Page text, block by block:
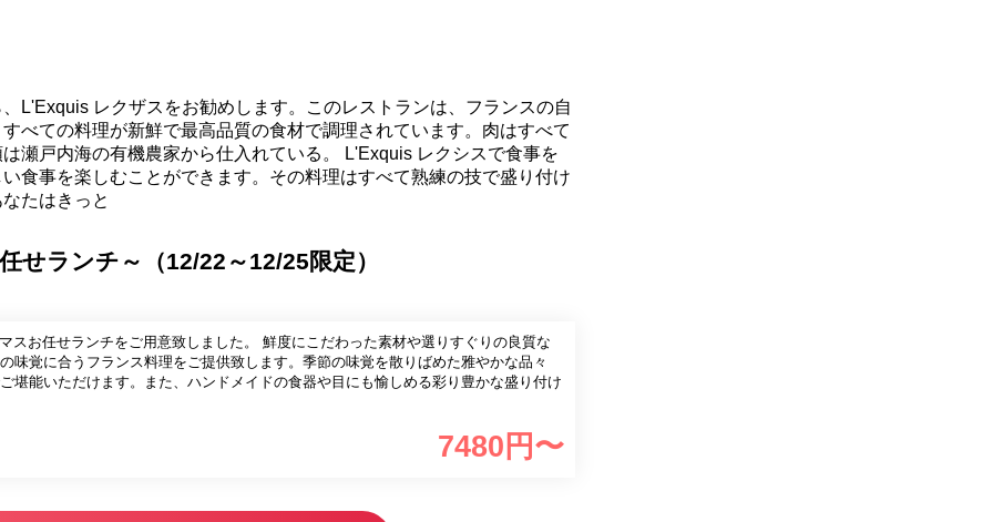
L'Exquis レクザスをお勧めします。このレストランは、フランスの自
べての料理が新鮮で最高品質の食材で調理されています。肉はすべて
瀬戸内海の有機農家から仕入れている。 L'Exquis レクシスで食事を
食事を楽しむことができます。その料理はすべて熟練の技で盛り付け
たはきっと
せランチ～（12/22～12/25限定）
用意致しました。 鮮度にこだわった素材や選りすぐりの良質な
味覚に合うフランス料理をご提供致します。季節の味覚を散りばめた雅やかな品々
堪能いただけます。また、ハンドメイドの食器や目にも愉しめる彩り豊かな盛り付け
7480 円〜